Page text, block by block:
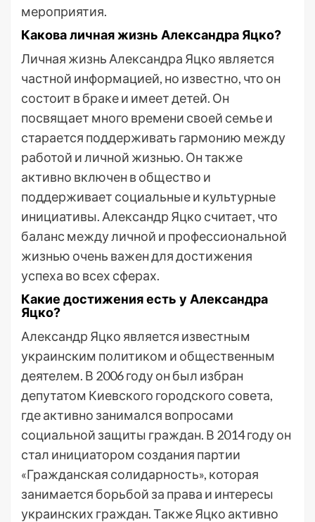
мероприятия.
Какова личная жизнь Александра Яцко?
Личная жизнь Александра Яцко является
частной информацией, но известно, что он
состоит в браке и имеет детей. Он
посвящает много времени своей семье и
старается поддерживать гармонию между
работой и личной жизнью. Он также
активно включен в общество и
поддерживает социальные и культурные
инициативы. Александр Яцко считает, что
баланс между личной и профессиональной
жизнью очень важен для достижения
успеха во всех сферах.
Какие достижения есть у Александра
Яцко?
Александр Яцко является известным
украинским политиком и общественным
деятелем. В 2006 году он был избран
депутатом Киевского городского совета,
где активно занимался вопросами
социальной защиты граждан. В 2014 году он
стал инициатором создания партии
«Гражданская солидарность», которая
занимается борьбой за права и интересы
украинских граждан. Также Яцко активно